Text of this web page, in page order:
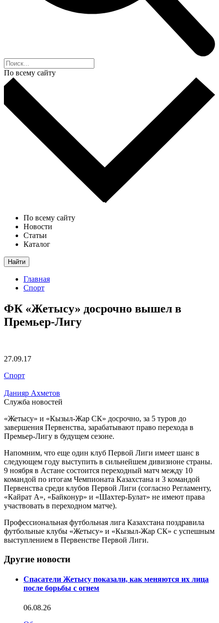
По всему сайту
По всему сайту
Новости
Статьи
Каталог
Найти
Главная
Спорт
ФК «Жетысу» досрочно вышел в
Премьер-Лигу
27.09.17
Спорт
Данияр Ахметов
Служба новостей
«Жетысу» и «Кызыл-Жар СК» досрочно, за 5 туров до
завершения Первенства, зарабатывают право перехода в
Премьер-Лигу в будущем сезоне.
Напомним, что еще один клуб Первой Лиги имеет шанс в
следующем году выступить в сильнейшем дивизионе страны.
9 ноября в Астане состоится переходный матч между 10
командой по итогам Чемпионата Казахстана и 3 командой
Первенства среди клубов Первой Лиги (согласно Регламенту,
«Кайрат А», «Байконур» и «Шахтер-Булат» не имеют права
участвовать в переходном матче).
Профессиональная футбольная лига Казахстана поздравила
футбольные клубы «Жетысу» и «Кызыл-Жар СК» с успешным
выступлением в Первенстве Первой Лиги.
Другие новости
Спасатели Жетысу показали, как меняются их лица
после борьбы с огнем
06.08.26